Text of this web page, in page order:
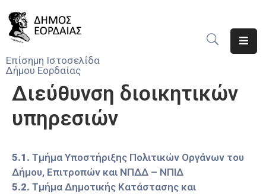
Επίσημη Ιστοσελίδα
Δήμου Εορδαίας
Δήμος
Νέα
Του
Δήμου
Διεύθυνση διοικητικών
υπηρεσιών
5.1. Τμήμα Υποστήριξης Πολιτικών Οργάνων του
Δήμου, Επιτροπών και ΝΠΔΔ – ΝΠΙΔ
5.2. Τμήμα Δημοτικής Κατάστασης και